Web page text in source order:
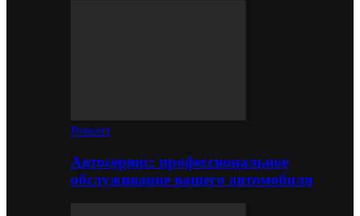
Ремонт
Автосервис: профессиональное
обслуживание вашего автомобиля